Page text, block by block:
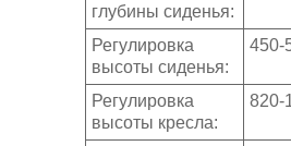
глубины сиденья:
Регулировка
высоты сиденья:
450-
Регулировка
высоты кресла:
820-